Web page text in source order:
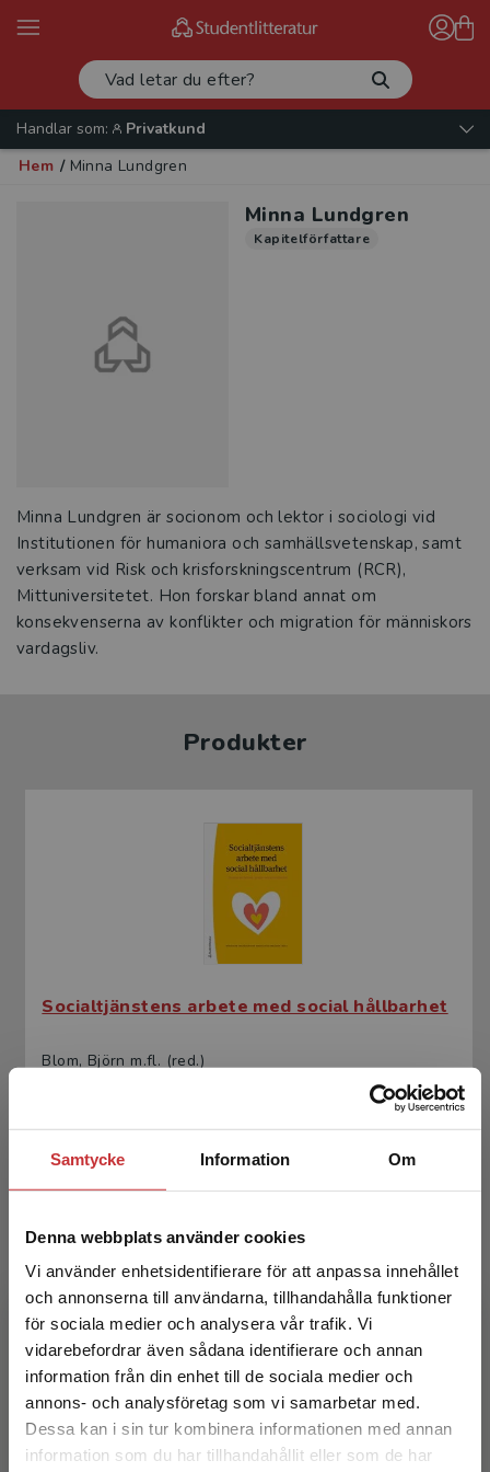
Samtycke Information Om
Denna webbplats använder cookies
Vi använder enhetsidentifierare för att anpassa innehållet
och annonserna till användarna, tillhandahålla funktioner
för sociala medier och analysera vår trafik. Vi
vidarebefordrar även sådana identifierare och annan
information från din enhet till de sociala medier och
annons- och analysföretag som vi samarbetar med.
Dessa kan i sin tur kombinera informationen med annan
information som du har tillhandahållit eller som de har
Begränsad fraktregion
Det verkar som att du besöker
Handlar som:
Privatkund
Hem / Minna Lundgren
Minna Lundgren
Kapitelförfattare
Minna Lundgren är socionom och lektor i sociologi vid
Institutionen för humaniora och samhällsvetenskap, samt
verksam vid Risk och krisforskningscentrum (RCR),
Mittuniversitetet. Hon forskar bland annat om
konsekvenserna av konflikter och migration för människors
vardagsliv.
Produkter
Socialtjänstens arbete med social hållbarhet
Blom, Björn m.fl. (red.)
Socialtjänstens arbete med social hållbarhet
Blom, Björn m.fl. (red.)
226 krinkl. moms